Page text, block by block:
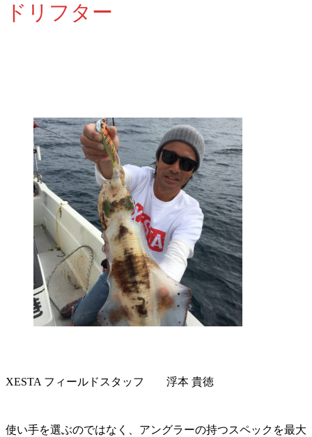
ドリフター
XESTA フィールドスタッフ 浮本 貴徳
使い手を選ぶのではなく、アングラーの持つスペックを最大